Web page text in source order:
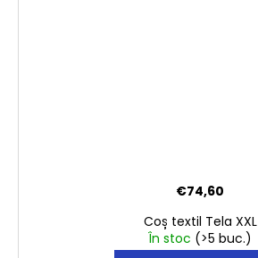
Coș textil Tela XXL
În stoc (>5 buc.)
€74,60